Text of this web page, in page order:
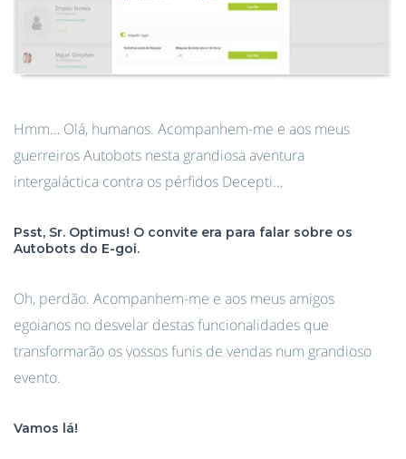
Hmm… Olá, humanos. Acompanhem-me e aos meus
guerreiros Autobots nesta grandiosa aventura
intergaláctica contra os pérfidos Decepti…
Psst, Sr. Optimus! O convite era para falar sobre os
Autobots do E-goi.
Oh, perdão. Acompanhem-me e aos meus amigos
egoianos no desvelar destas funcionalidades que
transformarão os vossos funis de vendas num grandioso
evento.
Vamos lá!